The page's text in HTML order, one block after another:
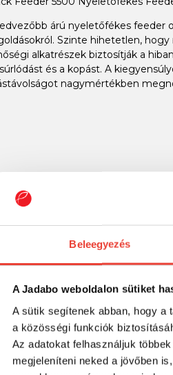
Beleegyezés
A Jadabo weboldalon sütiket
A sütik segítenek abban, hogy a
a közösségi funkciók
Az adatokat felhasználjuk
megjeleníteni neked a jövőben
árú nyeletőfékes feeder
Szinte hihetetlen,
alkatrészek biztosítják a
és a kopást. A
nagymértékben
5500
Flashback Feeder